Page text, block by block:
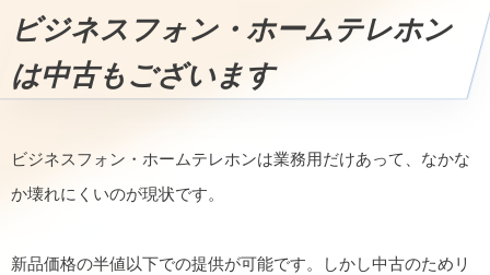
ビジネスフォン・ホームテレホン
は中古もございます
ビジネスフォン・ホームテレホンは業務用だけあって、なかな
か壊れにくいのが現状です。
新品価格の半値以下での提供が可能です。しかし中古のためリ